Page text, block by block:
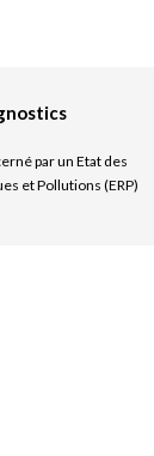
par un Etat des
et Pollutions (ERP)